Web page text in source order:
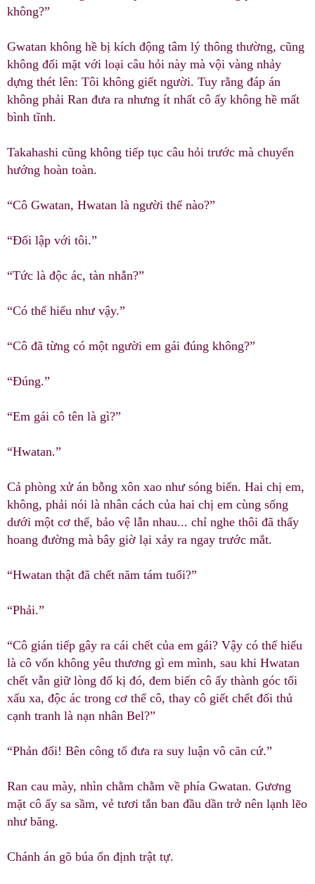
không?”
Gwatan không hề bị kích động tâm lý thông thường, cũng
không đối mặt với loại câu hỏi này mà vội vàng nhảy
dựng thét lên: Tôi không giết người. Tuy rằng đáp án
không phải Ran đưa ra nhưng ít nhất cô ấy không hề mất
bình tĩnh.
Takahashi cũng không tiếp tục câu hỏi trước mà chuyển
hướng hoàn toàn.
“Cô Gwatan, Hwatan là người thế nào?”
“Đối lập với tôi.”
“Tức là độc ác, tàn nhẫn?”
“Có thể hiểu như vậy.”
“Cô đã từng có một người em gái đúng không?”
“Đúng.”
“Em gái cô tên là gì?”
“Hwatan.”
Cả phòng xử án bỗng xôn xao như sóng biển. Hai chị em,
không, phải nói là nhân cách của hai chị em cùng sống
dưới một cơ thể, bảo vệ lẫn nhau... chỉ nghe thôi đã thấy
hoang đường mà bây giờ lại xảy ra ngay trước mắt.
“Hwatan thật đã chết năm tám tuổi?”
“Phải.”
“Cô gián tiếp gây ra cái chết của em gái? Vậy có thể hiểu
là cô vốn không yêu thương gì em mình, sau khi Hwatan
chết vẫn giữ lòng đố kị đó, đem biến cô ấy thành góc tối
xấu xa, độc ác trong cơ thể cô, thay cô giết chết đối thủ
cạnh tranh là nạn nhân Bel?”
“Phản đối! Bên công tố đưa ra suy luận vô căn cứ.”
Ran cau mày, nhìn chằm chằm về phía Gwatan. Gương
mặt cô ấy sa sầm, vẻ tươi tắn ban đầu dần trở nên lạnh lẽo
như băng.
Chánh án gõ búa ổn định trật tự.